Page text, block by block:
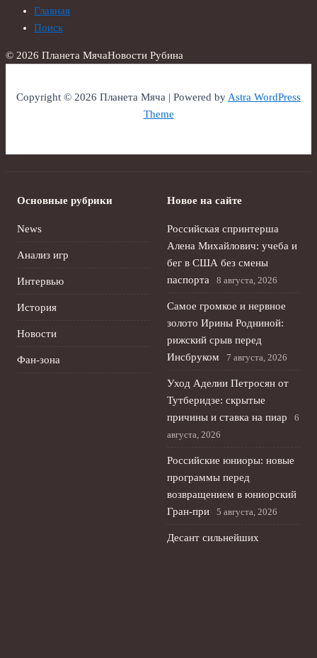
Главная
Поиск
© 2026 Планета МячаНовости Рубина
Copyright © 2026 Планета Мяча | Powered byAstra WordPress
Theme
Основные рубрики
News
Анализ игр
Интервью
История
Новости
Фан-зона
Новое на сайте
Российская спринтерша
Алена Михайлович: учеба и
бег в США без смены
паспорта
8 августа, 2026
Самое громкое и нервное
золото Ирины Родниной:
рижский срыв перед
Инсбруком
7 августа, 2026
Уход Аделии Петросян от
Тутберидзе: скрытые
причины и ставка на пиар
6
августа, 2026
Российские юниоры: новые
программы перед
возвращением в юниорский
Гран-при
5 августа, 2026
Десант сильнейших